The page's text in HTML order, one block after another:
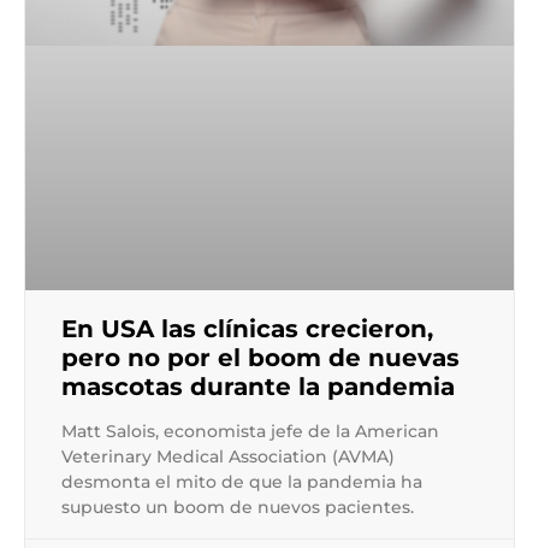
En USA las clínicas crecieron,
pero no por el boom de nuevas
mascotas durante la pandemia
Matt Salois, economista jefe de la American
Veterinary Medical Association (AVMA)
desmonta el mito de que la pandemia ha
supuesto un boom de nuevos pacientes.